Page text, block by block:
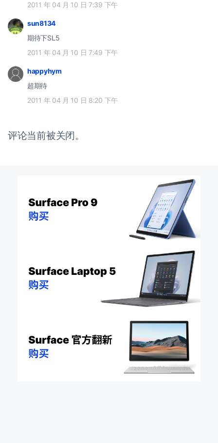
2011 年 04 月 10 日 7:39 下午
sun8134
期待下SL5
2011 年 04 月 10 日 7:49 下午
happyhym
超期待
2011 年 04 月 10 日 8:20 下午
评论当前被关闭。